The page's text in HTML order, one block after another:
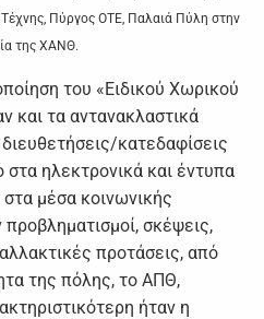
Πύργος ΟΤΕ, Παλαιά Πύλη στην
της ΧΑΝΘ.
του «Ειδικού Χωρικού
και τα αντανακλαστικά
κατεδαφίσεις
ηλεκτρονικά και έντυπα
μέσα κοινωνικής
σκέψεις,
προτάσεις, από
της πόλης, το ΑΠΘ,
ήταν η